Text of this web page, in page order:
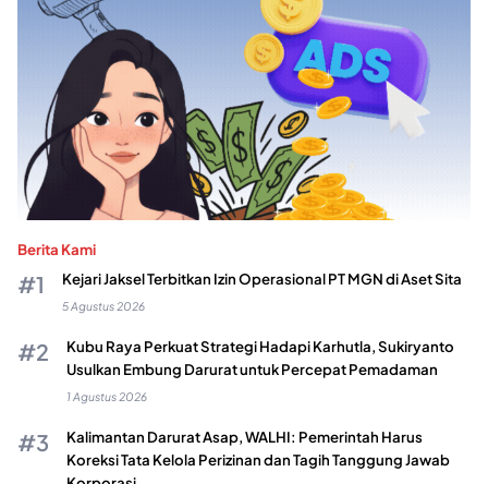
Berita Kami
Kejari Jaksel Terbitkan Izin Operasional PT MGN di Aset Sita
5 Agustus 2026
Kubu Raya Perkuat Strategi Hadapi Karhutla, Sukiryanto
Usulkan Embung Darurat untuk Percepat Pemadaman
1 Agustus 2026
Kalimantan Darurat Asap, WALHI: Pemerintah Harus
Koreksi Tata Kelola Perizinan dan Tagih Tanggung Jawab